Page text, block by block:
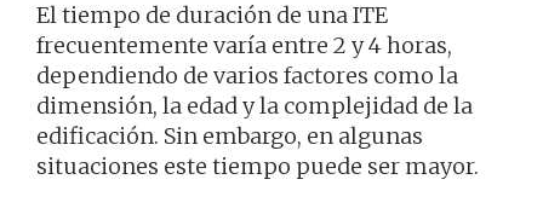
El tiempo de duración de una ITE
frecuentemente varía entre 2 y 4 horas,
dependiendo de varios factores como la
dimensión, la edad y la complejidad de la
edificación. Sin embargo, en algunas
situaciones este tiempo puede ser mayor.